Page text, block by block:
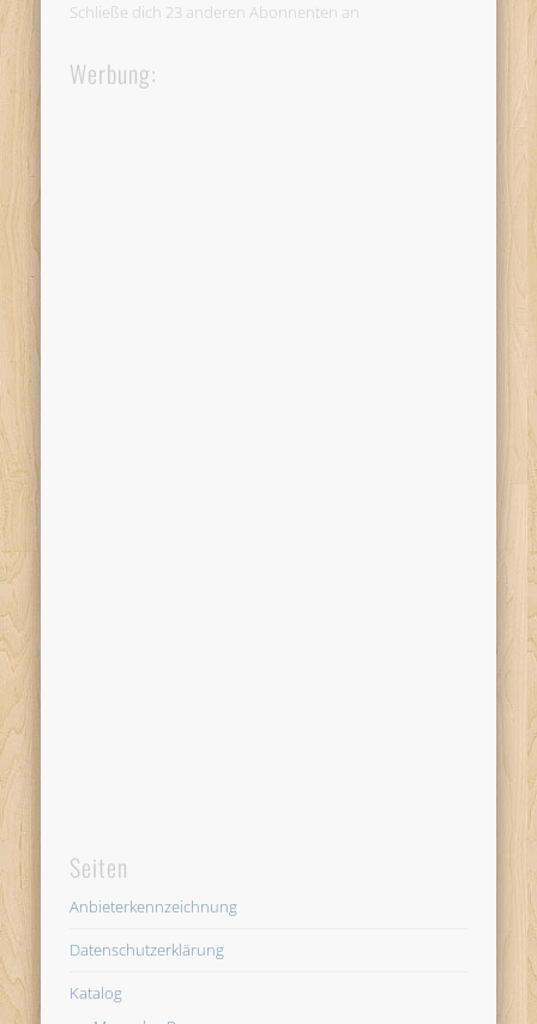
Schließe dich 23 anderen Abonnenten an
Werbung:
Seiten
Anbieterkennzeichnung
Datenschutzerklärung
Katalog